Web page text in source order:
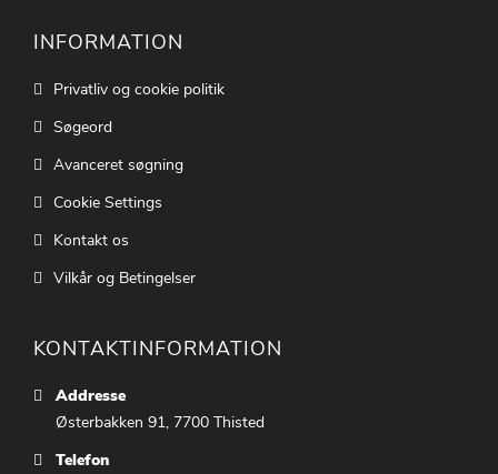
INFORMATION
Privatliv og cookie politik
Søgeord
Avanceret søgning
Cookie Settings
Kontakt os
Vilkår og Betingelser
KONTAKTINFORMATION
Addresse
Østerbakken 91, 7700 Thisted
Telefon